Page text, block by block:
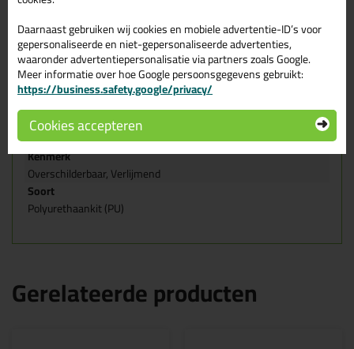
Den Braven
Verpakkingstype
Koker
Geschikt voor onder andere
Beton, Glas, Hout, Koper, Metaal, RVS, Staal, Tegels &
Keramiek, Zink
Toepassing
Dilatatie voegen, Gevel
Kenmerk
Overschilderbaar, Verlijmend
Soort
Polyurethaankit (PU)
Gerelateerde producten
Daarnaast gebruiken wij cookies en mobiele advertentie-ID’s voor
gepersonaliseerde en niet-gepersonaliseerde advertenties,
waaronder advertentiepersonalisatie via partners zoals Google.
Meer informatie over hoe Google persoonsgegevens gebruikt:
https://business.safety.google/privacy/
Cookies accepteren